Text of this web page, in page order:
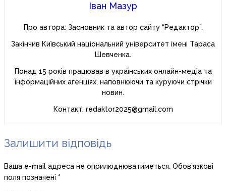
Іван Мазур
Про автора: Засновник та автор сайту “Редактор”.
Закінчив Київський національний університет імені Тараса
Шевченка.
Понад 15 років працював в українських онлайн-медіа та
інформаційних агенціях, наповнюючи та куруючи стрічки
новин.
Контакт: redaktor2025@gmail.com
Залишити відповідь
Ваша e-mail адреса не оприлюднюватиметься. Обов’язкові
поля позначені *